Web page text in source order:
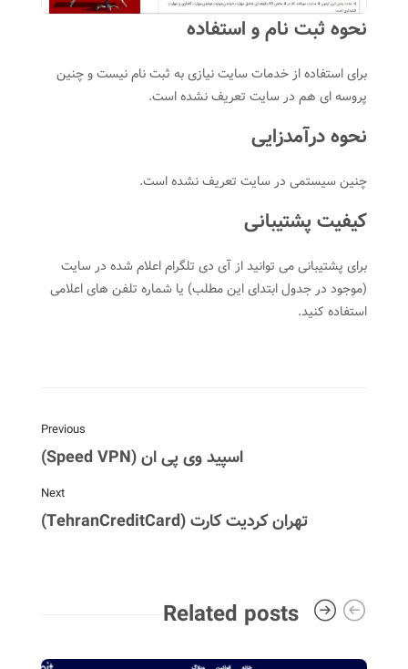
نحوه ثبت نام و استفاده
برای استفاده از خدمات سایت نیازی به ثبت نام نیست و چنین
پروسه ای هم در سایت تعریف نشده است.
نحوه درآمدزایی
چنین سیستمی در سایت تعریف نشده است.
کیفیت پشتیبانی
برای پشتیبانی می توانید از آی دی تلگرام اعلام شده در سایت
(موجود در جدول ابتدای این مطلب) یا شماره تلفن های اعلامی
استفاده کنید.
Previous
اسپید وی پی ان (Speed VPN)
Next
تهران کردیت کارت (TehranCreditCard)
Related posts